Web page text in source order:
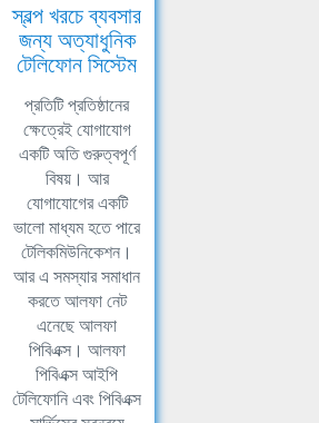
স্বল্প খরচে ব্যবসার
জন্য অত্যাধুনিক
টেলিফোন সিস্টেম
প্রতিটি প্রতিষ্ঠানের
ক্ষেত্রেই যোগাযোগ
একটি অতি গুরুত্বপূর্ণ
বিষয়। আর
যোগাযোগের একটি
ভালো মাধ্যম হতে পারে
টেলিকমিউনিকেশন।
আর এ সমস্যার সমাধান
করতে আলফা নেট
এনেছে আলফা
পিবিএক্স। আলফা
পিবিএক্স আইপি
টেলিফোনি এবং পিবিএক্স